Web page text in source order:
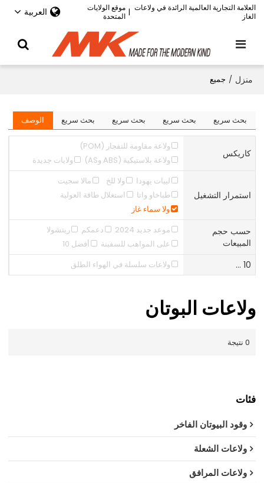
العلامة التجارية العالمية الرائدة في ولاعات
الغاز
| موقع الولايات
المتحدة
العربية
منزل / جميع
بحث سريع بحث سريع بحث سريع بحث سريع الوصف
كاريكس
ولاعة مقاومة للنفجار (POM)
ولاعة بلاستيكية (ABS وAS)
ولايات جديدة
استمرار التشغيل
لييات يهودا ولا للخ
مالا سجيت
طباخاو واتا
استغلال طاقة العولية
ولا سماء غاز
حسب حجم
المبيعات
موعد جديد 2024 دعمكم
ريتشولا
على المواهب للسفينة
أفضل 10
10 ... ولاعات سلسلة في الهواء الطلق
ولاعات البوتان
0 نتيجة
فئات
وقود البيوتان الفاخر
ولاعات الشعلة
ولاعات المرافق